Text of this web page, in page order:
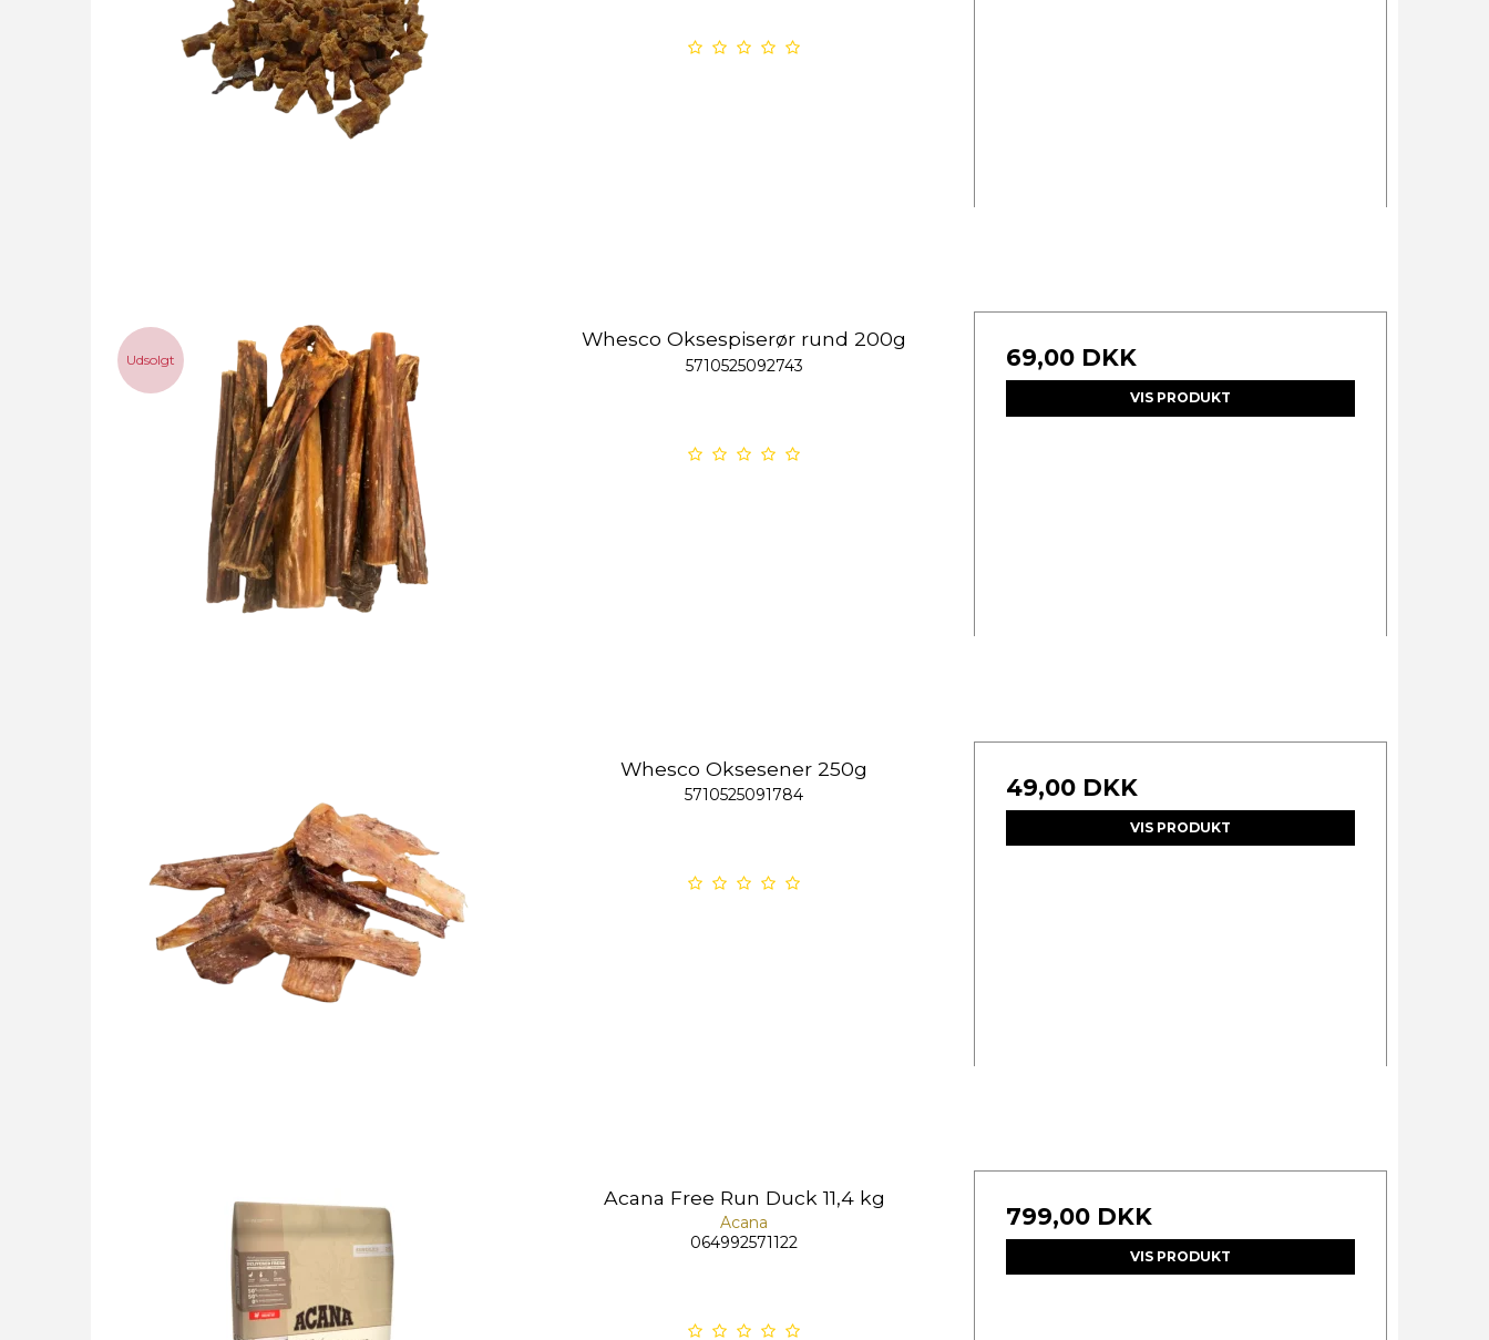
Udsolgt
Whesco Oksespiserør rund 200g
5710525092743 69,00 DKK
VIS PRODUKT
Whesco Oksesener 250g
5710525091784 49,00 DKK
VIS PRODUKT
Acana Free Run Duck 11,4 kg
Acana
064992571122
799,00 DKK
VIS PRODUKT